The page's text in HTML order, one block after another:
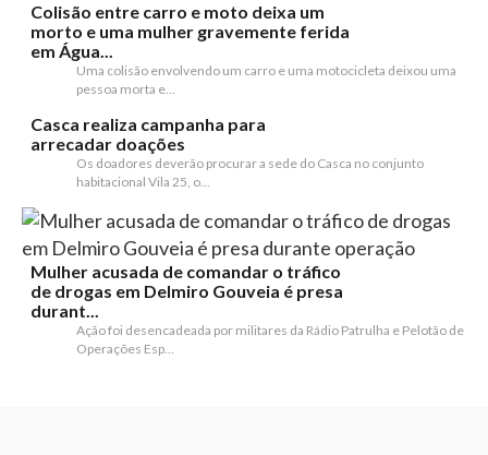
Colisão entre carro e moto deixa um
morto e uma mulher gravemente ferida
em Água...
Uma colisão envolvendo um carro e uma motocicleta deixou uma
pessoa morta e...
Casca realiza campanha para
arrecadar doações
Os doadores deverão procurar a sede do Casca no conjunto
habitacional Vila 25, o...
Mulher acusada de comandar o tráfico
de drogas em Delmiro Gouveia é presa
durant...
Ação foi desencadeada por militares da Rádio Patrulha e Pelotão de
Operações Esp...